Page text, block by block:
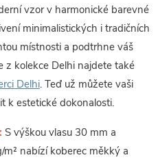
vzor v harmonické barevné
minimalistických i tradičních
místnosti a podtrhne váš
z kolekce Delhi najdete také
Delhi. Teď už můžete vaši
k estetické dokonalosti.
S výškou vlasu 30 mm a
nabízí koberec měkký a